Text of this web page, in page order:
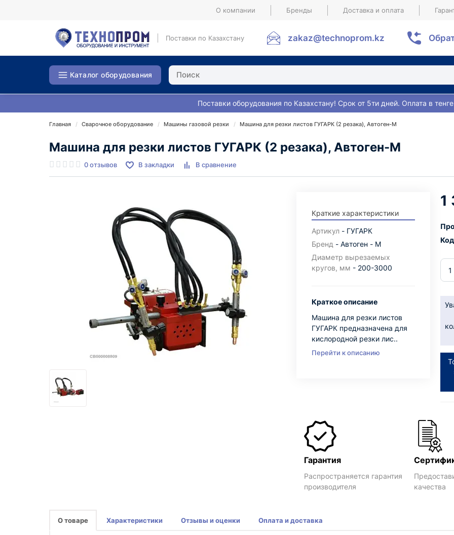
О компании Бренды Доставка и оплата
Поставки по Казахстану zakaz@technoprom.kz
Каталог оборудования
Поставки оборудования по Казахстану! Срок от 5ти дней. Оплата в
Главная Сварочное оборудование Машины газовой резки Машина для резки листов ГУГАРК (2 резака), Автоген-М
Машина для резки листов ГУГАРК (2 резака), Автоген-М
0 отзывов В закладки В сравнение
Краткие характеристики
Артикул - ГУГАРК
Бренд - Автоген - М
Диаметр вырезаемых
кругов, мм - 200-3000
Краткое описание
Машина для резки листов
ГУГАРК предназначена для
кислородной резки лис..
Перейти к описанию
1
Гарантия
Распространяется гарантия
производителя
качества
О товаре Характеристики Отзывы и оценки Оплата и доставка